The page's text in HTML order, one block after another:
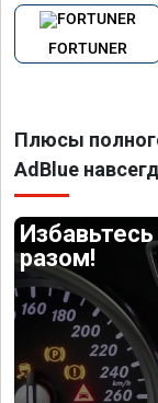
FORTUNER
Плюсы
AdBlue
разом!